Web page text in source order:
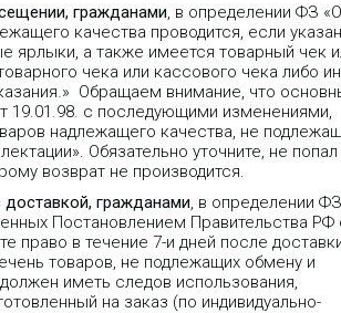
гражданами , в определении ФЗ «О
качества проводится, если
ярлыки, а также имеется товарный чек
чека или кассового чека либо
Обращаем внимание, что
19.01.98. с последующими изменениями,
надлежащего качества, не
Обязательно уточните, не попал
возврат не производится.
доставкой, гражданами , в определении
Постановлением Правительства РФ
право в течение 7-и дней после
товаров, не подлежащих обмену и
иметь следов использования,
на заказ (по индивидуально-